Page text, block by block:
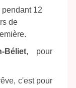
12
de
Béliet, pour
c'est pour